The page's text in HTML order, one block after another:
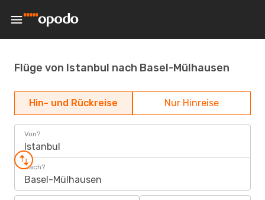
Flüge von Istanbul nach Basel-Mülhausen
Hin- und Rückreise Nur Hinreise
Von?
Istanbul
Nach?
Basel-Mülhausen